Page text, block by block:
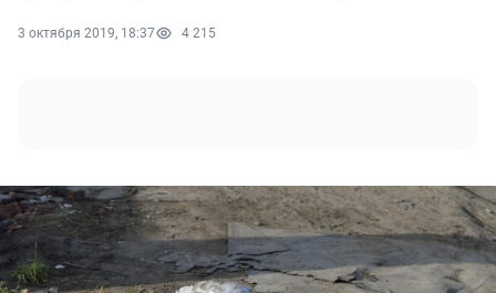
3 октября 2019, 18:37 4 215